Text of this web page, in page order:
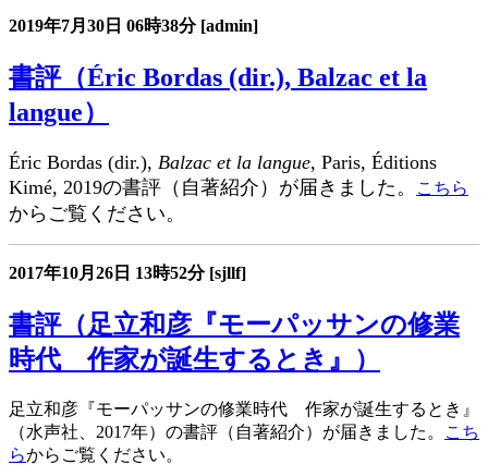
2019年7月30日 06時38分 [admin]
書評（Éric Bordas (dir.), Balzac et la
langue）
Éric Bordas (dir.), Balzac et la langue, Paris, Éditions
Kimé, 2019の書評（自著紹介）が届きました。
こちら
からご覧ください。
2017年10月26日 13時52分 [sjllf]
書評（足立和彦『モーパッサンの修業
時代 作家が誕生するとき』）
足立和彦『モーパッサンの修業時代 作家が誕生するとき』
（水声社、2017年）の書評（自著紹介）が届きました。
こち
らからご覧ください。